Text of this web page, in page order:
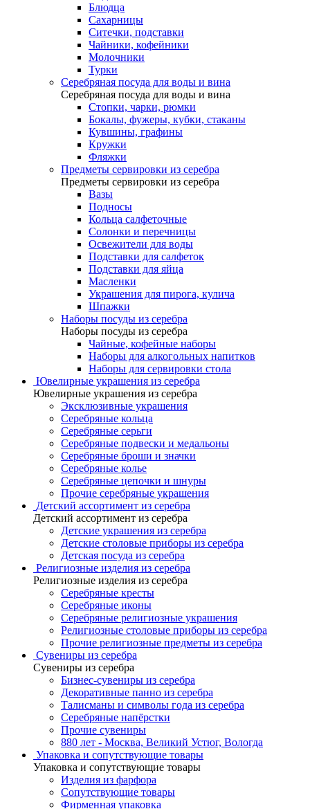
Блюдца
Сахарницы
Ситечки, подставки
Чайники, кофейники
Молочники
Турки
Серебряная посуда для воды и вина
Серебряная посуда для воды и вина
Стопки, чарки, рюмки
Бокалы, фужеры, кубки, стаканы
Кувшины, графины
Кружки
Фляжки
Предметы сервировки из серебра
Предметы сервировки из серебра
Вазы
Подносы
Кольца салфеточные
Солонки и перечницы
Освежители для воды
Подставки для салфеток
Подставки для яйца
Масленки
Украшения для пирога, кулича
Шпажки
Наборы посуды из серебра
Наборы посуды из серебра
Чайные, кофейные наборы
Наборы для алкогольных напитков
Наборы для сервировки стола
Ювелирные украшения из серебра
Ювелирные украшения из серебра
Эксклюзивные украшения
Серебряные кольца
Серебряные серьги
Серебряные подвески и медальоны
Серебряные броши и значки
Серебряные колье
Серебряные цепочки и шнуры
Прочие серебряные украшения
Детский ассортимент из серебра
Детский ассортимент из серебра
Детские украшения из серебра
Детские столовые приборы из серебра
Детская посуда из серебра
Религиозные изделия из серебра
Религиозные изделия из серебра
Серебряные кресты
Серебряные иконы
Серебряные религиозные украшения
Религиозные столовые приборы из серебра
Прочие религиозные предметы из серебра
Сувениры из серебра
Сувениры из серебра
Бизнес-сувениры из серебра
Декоративные панно из серебра
Талисманы и символы года из серебра
Серебряные напёрстки
Прочие сувениры
880 лет - Москва, Великий Устюг, Вологда
Упаковка и сопутствующие товары
Упаковка и сопутствующие товары
Изделия из фарфора
Сопутствующие товары
Фирменная упаковка